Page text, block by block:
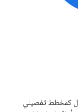
كمخطط تفصيلي